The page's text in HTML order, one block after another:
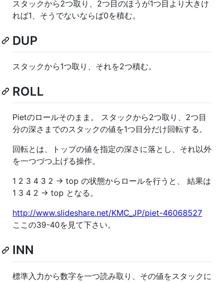
スタックから2つ取り、2つ目のほうが1つ目より大きけ
れば1、そうでないならば0を積む。
DUP
スタックから1つ取り、それを2つ積む。
ROLL
Pietのロールそのまま。 スタックから2つ取り、2つ目
分の深さまでのスタックの値を1つ目分だけ回転する。
回転とは、トップの値を指定の深さに落とし、それ以外
を一つづつ上げる操作。
1 2 3 4 3 2 -> top の状態からロールを行うと、 結果は
1 3 4 2 -> top となる。
http://www.slideshare.net/KMC_JP/piet-46068527
ここの39-40を見て下さい。
INN
標準入力から数字を一つ読み取り、その値をスタックに